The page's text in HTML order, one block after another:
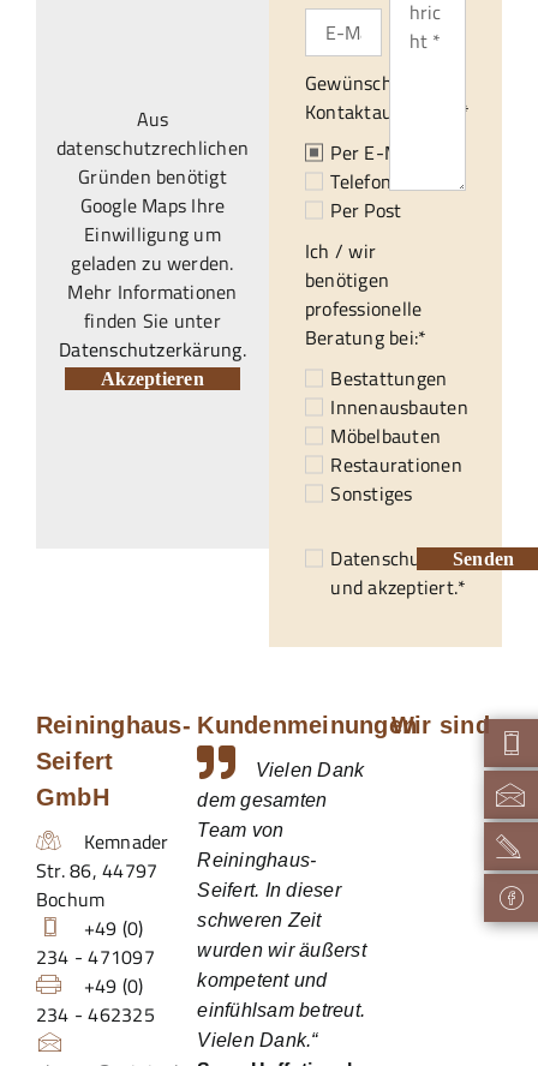
Aus
datenschutzrechlichen
Gründen benötigt
Google Maps Ihre
Einwilligung um
geladen zu werden.
Mehr Informationen
finden Sie unter
Datenschutzerkärung.
Akzeptieren
Gewünschte
Kontaktaufnahme:*
Per E-Mail
Telefonisch
Per Post
Ich / wir
benötigen
professionelle
Beratung bei:*
Bestattungen
Innenausbauten
Möbelbauten
Restaurationen
Sonstiges
Datenschutzerklärung
und akzeptiert.*
Senden
Reininghaus-
Seifert
GmbH
Kemnader
Str. 86,44797
Bochum
+49 (0)
234 - 471097
+49 (0)
234 - 462325
Kundenmeinungen
Vielen Dank
dem gesamten
Team von
Reininghaus-
Seifert. In dieser
schweren Zeit
wurden wir äußerst
kompetent und
einfühlsam betreut.
Vielen Dank.“
Wir sind